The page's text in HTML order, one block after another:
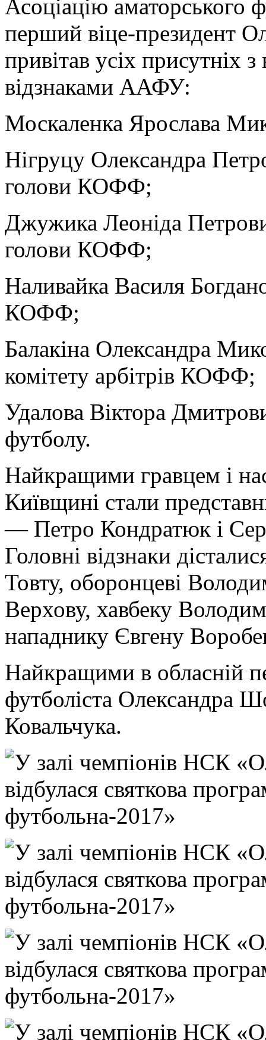
Асоціацію аматорського
перший віце-президент
привітав усіх присутніх
відзнаками ААФУ:
Москаленка Ярослава
Нігруцу Олександра
голови КОФФ;
Джужика Леоніда
голови КОФФ;
Наливайка Василя
КОФФ;
Балакіна Олександра
комітету арбітрів КОФФ;
Удалова Віктора
футболу.
Найкращими гравцем і
Київщині стали
— Петро Кондратюк і
Головні відзнаки
Товту, оборонцеві
Верхову, хавбеку
нападнику Євгену
Найкращими в обласній
футболіста Олександра
Ковальчука.